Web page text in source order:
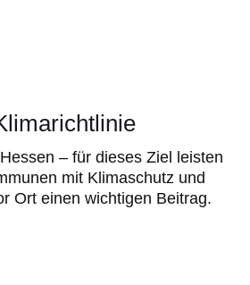
– für dieses Ziel leisten
mit Klimaschutz und
Ort einen wichtigen Beitrag.